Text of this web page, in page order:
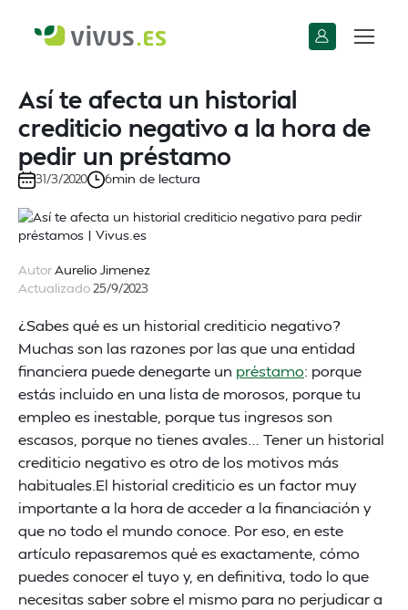
Así te afecta un historial
crediticio negativo a la hora de
pedir un préstamo
31/3/2020 6min de lectura
AutorAurelio Jimenez
Actualizado25/9/2023
¿Sabes qué es un historial crediticio negativo?
Muchas son las razones por las que una entidad
financiera puede denegarte un préstamo: porque
estás incluido en una lista de morosos, porque tu
empleo es inestable, porque tus ingresos son
escasos, porque no tienes avales… Tener un historial
crediticio negativo es otro de los motivos más
habituales.El historial crediticio es un factor muy
importante a la hora de acceder a la financiación y
que no todo el mundo conoce. Por eso, en este
artículo repasaremos qué es exactamente, cómo
puedes conocer el tuyo y, en definitiva, todo lo que
necesitas saber sobre el mismo para no perjudicar a